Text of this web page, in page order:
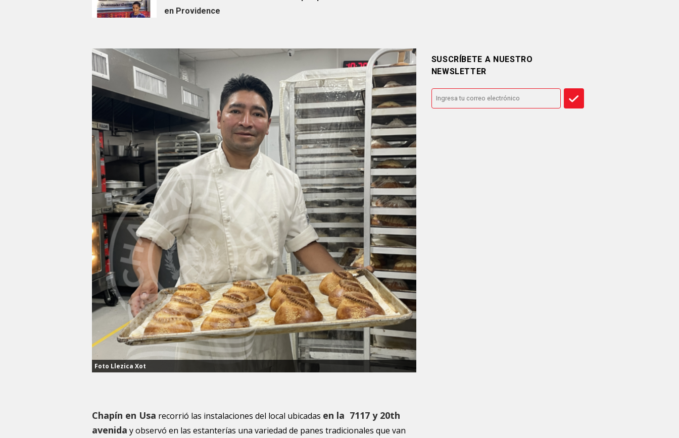
en Providence
Foto Llezica Xot
Chapín en Usa recorrió las instalaciones del local ubicadas en la 7117 y 20th
avenida y observó en las estanterías una variedad de panes tradicionales que van
SUSCRÍBETE A NUESTRO
NEWSLETTER